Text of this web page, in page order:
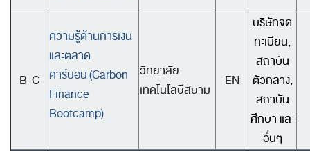
B-C
ความรู้ด้านการเงิน
และตลาด
คาร์บอน(Carbon
Finance
Bootcamp)
วิทยาลัย
เทคโนโลยีสยาม
EN
บริษัทจด
ทะเบียน,
สถาบัน
ตัวกลาง,
สถาบัน
ศึกษา และ
อื่นๆ